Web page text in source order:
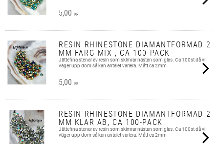
5,00 KR
RESIN RHINESTONE DIAMANTFORMAD 2
MM FÄRG MIX , CA 100-PACK
Jättefina stenar av resin som skimrar nästan som glas. Ca 100st då vi
väger upp dom så kan antalet variera. Mått ca 2mm
5,00 KR
RESIN RHINESTONE DIAMANTFORMAD 2
MM KLAR AB, CA 100-PACK
Jättefina stenar av resin som skimrar nästan som glas. Ca 100st då vi
väger upp dom så kan antalet variera. Mått ca 2mm